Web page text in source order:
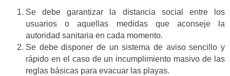
Se debe garantizar la distancia social entre los
usuarios o aquellas medidas que aconseje la
autoridad sanitaria en cada momento.
Se debe disponer de un sistema de aviso sencillo y
rápido en el caso de un incumplimiento masivo de las
reglas básicas para evacuar las playas.